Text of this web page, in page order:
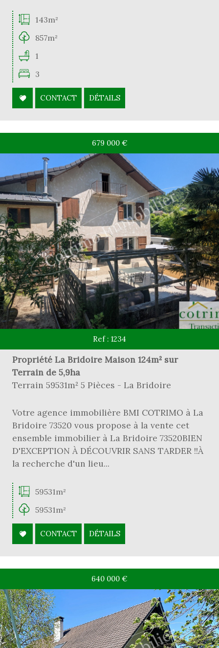
143m²
857m²
1
3
CONTACT DÉTAILS
679 000 €
Ref : 1234
Propriété La Bridoire Maison 124m² sur
Terrain de 5,9ha
Terrain 59531m² 5 Pièces - La Bridoire
Votre agence immobilière BMI COTRIMO à La
Bridoire 73520 vous propose à la vente cet
ensemble immobilier à La Bridoire 73520BIEN
D'EXCEPTION À DÉCOUVRIR SANS TARDER !!À
la recherche d'un lieu...
59531m²
59531m²
CONTACT DÉTAILS
640 000 €